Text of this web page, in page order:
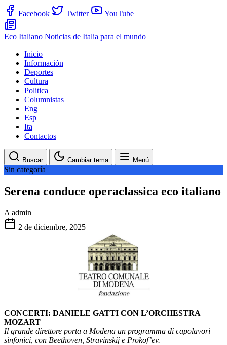
Facebook Twitter YouTube
Eco Italiano Noticias de Italia para el mundo
Inicio
Información
Deportes
Cultura
Politica
Columnistas
Eng
Esp
Ita
Contactos
Buscar Cambiar tema Menú
Sin categoría
Serena conduce operaclassica eco italiano
A admin
2 de diciembre, 2025
CONCERTI: DANIELE GATTI CON L’ORCHESTRA
MOZART
Il grande direttore porta a Modena un programma di capolavori
sinfonici, con Beethoven, Stravinskij e Prokof’ev.